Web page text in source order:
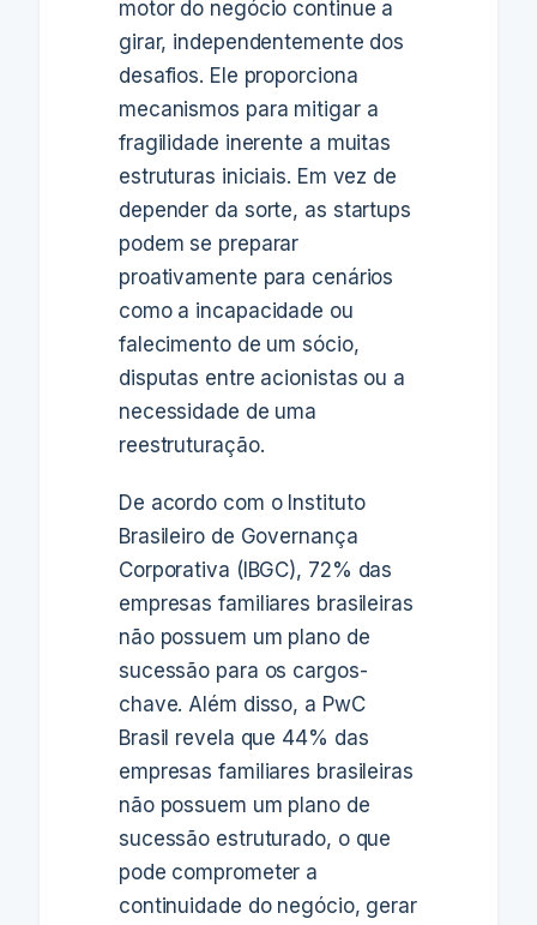
motor do negócio continue a
girar, independentemente dos
desafios. Ele proporciona
mecanismos para mitigar a
fragilidade inerente a muitas
estruturas iniciais. Em vez de
depender da sorte, as startups
podem se preparar
proativamente para cenários
como a incapacidade ou
falecimento de um sócio,
disputas entre acionistas ou a
necessidade de uma
reestruturação.
De acordo com o Instituto
Brasileiro de Governança
Corporativa (IBGC), 72% das
empresas familiares brasileiras
não possuem um plano de
sucessão para os cargos-
chave. Além disso, a PwC
Brasil revela que 44% das
empresas familiares brasileiras
não possuem um plano de
sucessão estruturado, o que
pode comprometer a
continuidade do negócio, gerar